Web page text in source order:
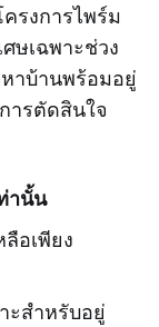
รงการไพร์ม
ษเฉพาะช่วง
าบ้านพร้อมอยู่
ารตัดสินใจ
านั้น
อเพียง
ะสำหรับอยู่